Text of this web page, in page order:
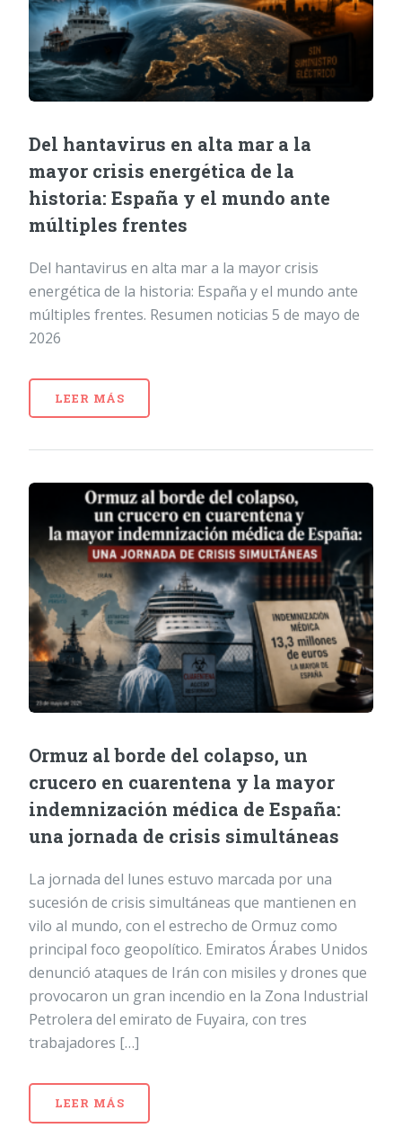
Del hantavirus en alta mar a la
mayor crisis energética de la
historia: España y el mundo ante
múltiples frentes
Del hantavirus en alta mar a la mayor crisis
energética de la historia: España y el mundo ante
múltiples frentes. Resumen noticias 5 de mayo de
2026
LEER MÁS
Ormuz al borde del colapso, un
crucero en cuarentena y la mayor
indemnización médica de España:
una jornada de crisis simultáneas
La jornada del lunes estuvo marcada por una
sucesión de crisis simultáneas que mantienen en
vilo al mundo, con el estrecho de Ormuz como
principal foco geopolítico. Emiratos Árabes Unidos
denunció ataques de Irán con misiles y drones que
provocaron un gran incendio en la Zona Industrial
Petrolera del emirato de Fuyaira, con tres
trabajadores […]
LEER MÁS